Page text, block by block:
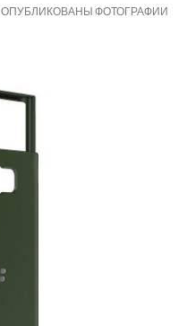
ОПУБЛИКОВАНЫ ФОТОГРАФИИ